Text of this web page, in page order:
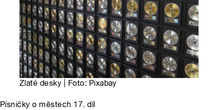
Zlaté desky | Foto: Pixabay
Písničky o městech 17. díl